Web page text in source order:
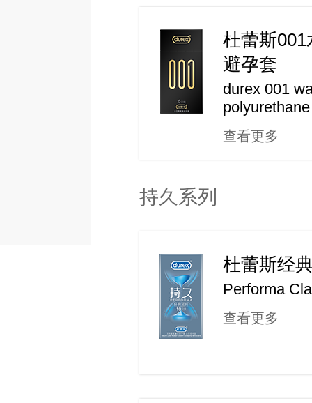
杜蕾斯
避孕套
durex 001
查看更多
持久系列
杜蕾斯经
Performa
查看更多